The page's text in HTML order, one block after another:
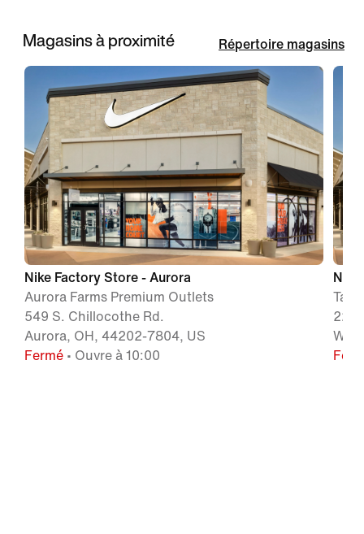
Magasins à proximité Répertoire magasins
Nike Factory Store - Aurora
Aurora Farms Premium Outlets
549 S. Chillocothe Rd.
Aurora, OH, 44202-7804, US
Fermé • Ouvre à 10:00